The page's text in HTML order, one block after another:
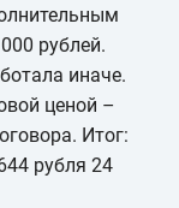
рублей.
иначе.
ценой –
Итог:
рубля 24